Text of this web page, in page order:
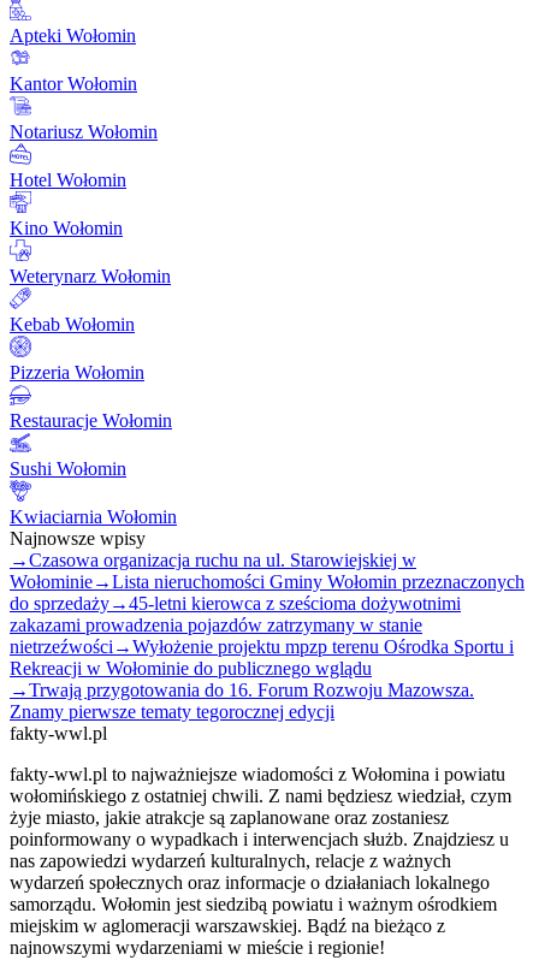
Apteki Wołomin
Kantor Wołomin
Notariusz Wołomin
Hotel Wołomin
Kino Wołomin
Weterynarz Wołomin
Kebab Wołomin
Pizzeria Wołomin
Restauracje Wołomin
Sushi Wołomin
Kwiaciarnia Wołomin
Najnowsze wpisy
→Czasowa organizacja ruchu na ul. Starowiejskiej w
Wołominie→Lista nieruchomości Gminy Wołomin przeznaczonych
do sprzedaży→45-letni kierowca z sześcioma dożywotnimi
zakazami prowadzenia pojazdów zatrzymany w stanie
nietrzeźwości →Wyłożenie projektu mpzp terenu Ośrodka Sportu i
Rekreacji w Wołominie do publicznego wglądu
→Trwają przygotowania do 16. Forum Rozwoju Mazowsza.
Znamy pierwsze tematy tegorocznej edycji
fakty-wwl.pl
fakty-wwl.pl to najważniejsze wiadomości z Wołomina i powiatu
wołomińskiego z ostatniej chwili. Z nami będziesz wiedział, czym
żyje miasto, jakie atrakcje są zaplanowane oraz zostaniesz
poinformowany o wypadkach i interwencjach służb. Znajdziesz u
nas zapowiedzi wydarzeń kulturalnych, relacje z ważnych
wydarzeń społecznych oraz informacje o działaniach lokalnego
samorządu. Wołomin jest siedzibą powiatu i ważnym ośrodkiem
miejskim w aglomeracji warszawskiej. Bądź na bieżąco z
najnowszymi wydarzeniami w mieście i regionie!